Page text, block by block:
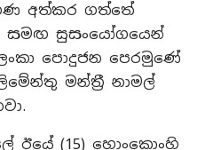
අත්කර ගත්තේ
සමඟ සුසංයෝගයෙන්
පොදුජන පෙරමුණේ
මන්ත්‍රී නාමල්
ඊයේ (15) හොංකොංහි